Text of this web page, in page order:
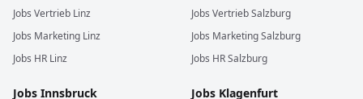
Jobs Vertrieb Linz
Jobs Marketing Linz
Jobs HR Linz
Jobs VertriebSalzburg
Jobs MarketingSalzburg
Jobs HRSalzburg
Jobs Innsbruck Jobs Klagenfurt